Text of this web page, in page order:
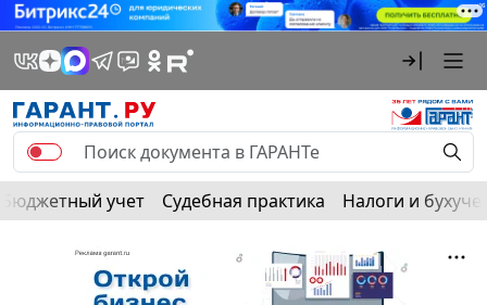
Бюджетный учет Судебная практика Налоги и